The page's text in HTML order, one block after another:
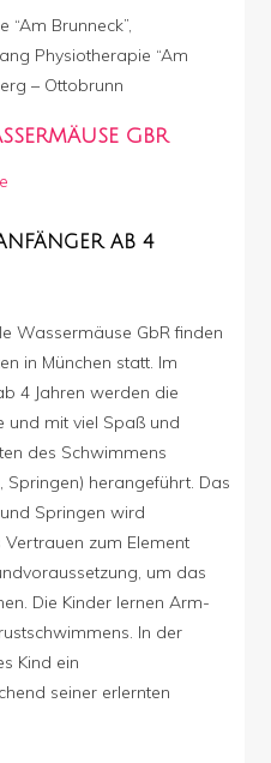
“Am Brunneck”,
Physiotherapie “Am
– Ottobrunn
GBR
AB 4
Wassermäuse GbR finden
in München statt. Im
4 Jahren werden die
und mit viel Spaß und
des Schwimmens
Springen) herangeführt. Das
Springen wird
zum Element
um das
Die Kinder lernen Arm-
In der
Kind ein
seiner erlernten